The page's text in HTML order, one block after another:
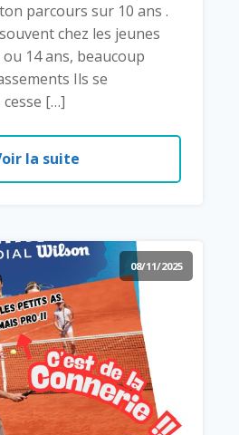
parcours sur 10 ans .
chez les jeunes
14 ans, beaucoup
Ils se
[…]
la suite
08/11/2025